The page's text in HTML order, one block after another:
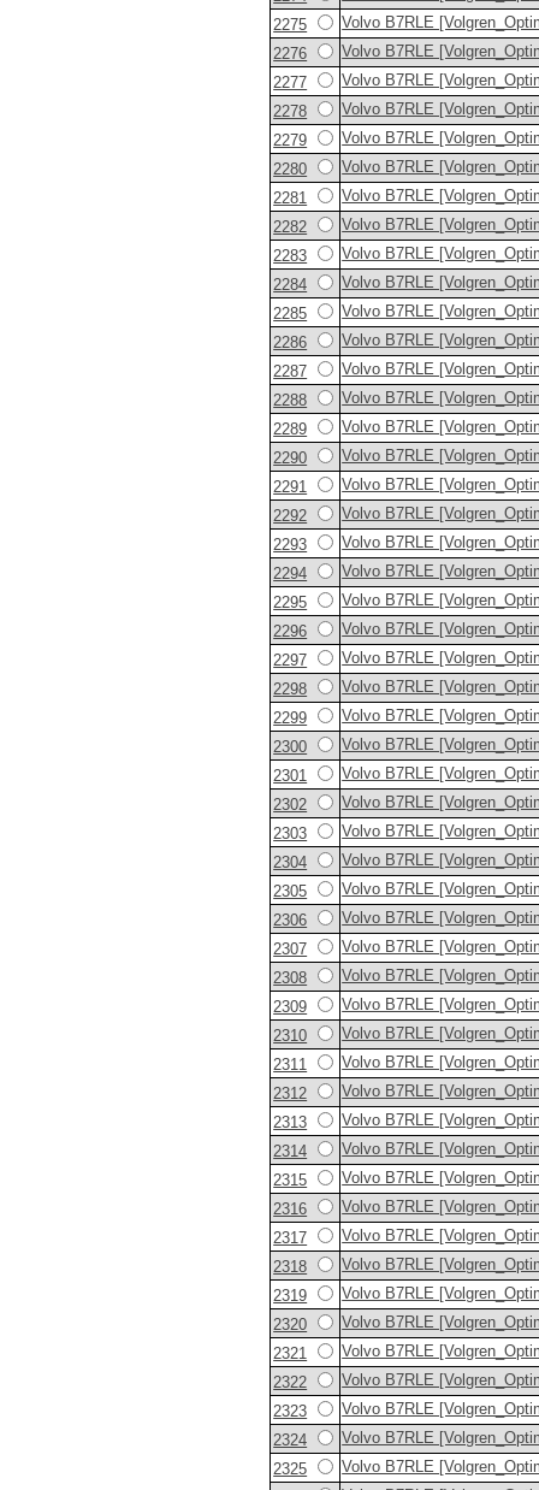
2275
Volvo B7RLE
2276
Volvo B7RLE
2277
Volvo B7RLE
2278
Volvo B7RLE
2279
Volvo B7RLE
2280
Volvo B7RLE
2281
Volvo B7RLE
2282
Volvo B7RLE
2283
Volvo B7RLE
2284
Volvo B7RLE
2285
Volvo B7RLE
2286
Volvo B7RLE
2287
Volvo B7RLE
2288
Volvo B7RLE
2289
Volvo B7RLE
2290
Volvo B7RLE
2291
Volvo B7RLE
2292
Volvo B7RLE
2293
Volvo B7RLE
2294
Volvo B7RLE
2295
Volvo B7RLE
2296
Volvo B7RLE
2297
Volvo B7RLE
2298
Volvo B7RLE
2299
Volvo B7RLE
2300
Volvo B7RLE
2301
Volvo B7RLE
2302
Volvo B7RLE
2303
Volvo B7RLE
2304
Volvo B7RLE
2305
Volvo B7RLE
2306
Volvo B7RLE
2307
Volvo B7RLE
2308
Volvo B7RLE
2309
Volvo B7RLE
2310
Volvo B7RLE
2311
Volvo B7RLE
2312
Volvo B7RLE
2313
Volvo B7RLE
2314
Volvo B7RLE
2315
Volvo B7RLE
2316
Volvo B7RLE
2317
Volvo B7RLE
2318
Volvo B7RLE
2319
Volvo B7RLE
2320
Volvo B7RLE
2321
Volvo B7RLE
2322
Volvo B7RLE
2323
Volvo B7RLE
2324
Volvo B7RLE
2325
Volvo B7RLE